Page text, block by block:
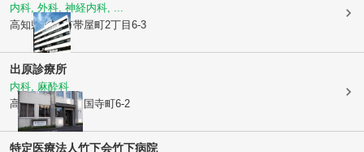
内科, 外科, 神経内科, ...
高知県高知市帯屋町2丁目6-3
出原診療所
内科, 麻酔科
高知県高知市永国寺町6-2
特定医療法人竹下会竹下病院